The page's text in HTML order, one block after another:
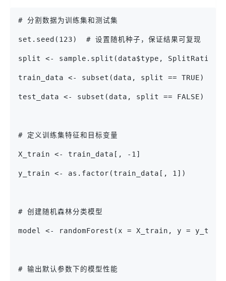
# 分割数据为训练集和测试集
set.seed(123)  # 设置随机种子，保证结果可复现
split <- sample.split(data$type, SplitRatio =
train_data <- subset(data, split == TRUE)  #
test_data <- subset(data, split == FALSE)  #
# 定义训练集特征和目标变量
X_train <- train_data[, -1]
y_train <- as.factor(train_data[, 1])
# 创建随机森林分类模型
model <- randomForest(x = X_train, y =
# 输出默认参数下的模型性能